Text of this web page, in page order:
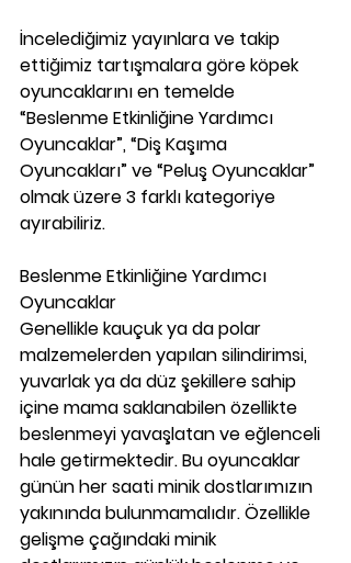
İncelediğimiz yayınlara ve takip
ettiğimiz tartışmalara göre köpek
oyuncaklarını en temelde
“Beslenme Etkinliğine Yardımcı
Oyuncaklar”, “Diş Kaşıma
Oyuncakları” ve “Peluş Oyuncaklar”
olmak üzere 3 farklı kategoriye
ayırabiliriz.
Beslenme Etkinliğine Yardımcı
Oyuncaklar
Genellikle kauçuk ya da polar
malzemelerden yapılan silindirimsi,
yuvarlak ya da düz şekillere sahip
içine mama saklanabilen özellikte
beslenmeyi yavaşlatan ve eğlenceli
hale getirmektedir. Bu oyuncaklar
günün her saati minik dostlarımızın
yakınında bulunmamalıdır. Özellikle
gelişme çağındaki minik